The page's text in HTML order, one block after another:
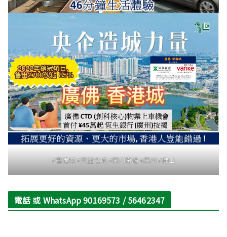
#香港城 #天空之城 #廣州南站 #廣州 #佛山
電話 或 WhatsApp 90169573 / 56462347